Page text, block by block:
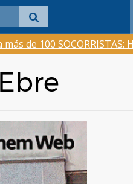
de 100 SOCORRISTAS: